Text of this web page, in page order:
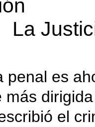
La
penal es
más
el